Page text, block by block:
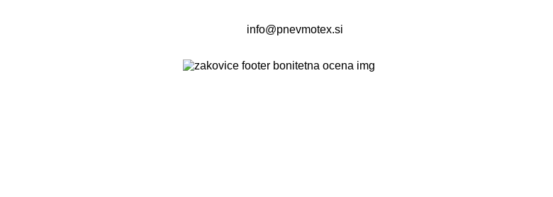
info@pnevmotex.si